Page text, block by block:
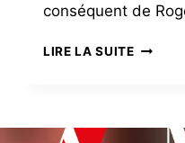
conséquent de
LIRE LA SUITEÉDITO